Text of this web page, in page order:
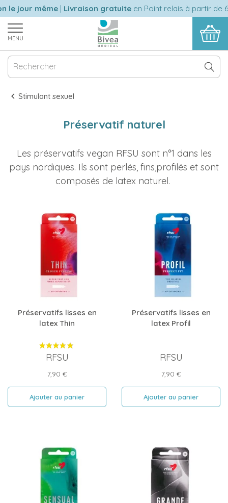
jour même|Livraison gratuiteen Point relais à partir de 60
MENU
Stimulant sexuel
Préservatif naturel
Les préservatifs vegan RFSU sont n°1 dans les
pays nordiques. Ils sont perlés, fins,profilés et sont
composés de latex naturel.
Préservatifs lisses en
latex Thin
RFSU
Prix
7,90 €
Ajouter au panier
Préservatifs lisses en
latex Profil
RFSU
Prix
7,90 €
Ajouter au panier